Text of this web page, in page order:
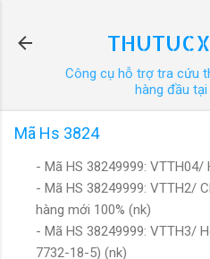
Công cụ hỗ trợ tra cứu
hàng đầu
Mã Hs 3824
- Mã HS 38249999:
- Mã HS 38249999: VTTH2/
hàng mới 100% (nk)
- Mã HS 38249999: VTTH3/
7732-18-5) (nk)